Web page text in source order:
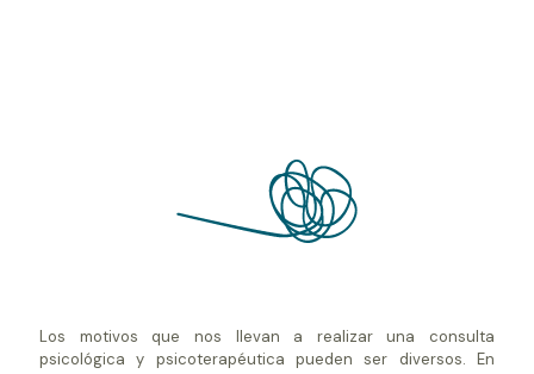
Los motivos que nos llevan a realizar una consulta
psicológica y psicoterapéutica pueden ser diversos. En